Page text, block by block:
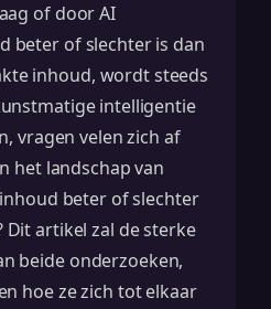
of door AI
beter of slechter is dan
inhoud, wordt steeds
intelligentie
vragen velen zich af
het landschap van
beter of slechter
Dit artikel zal de sterke
beide onderzoeken,
hoe ze zich tot elkaar